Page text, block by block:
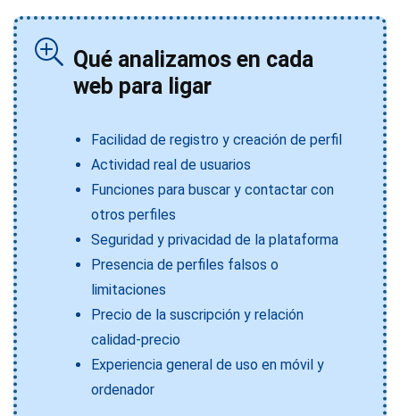
Qué analizamos en cada
web para ligar
Facilidad de registro y creación de perfil
Actividad real de usuarios
Funciones para buscar y contactar con
otros perfiles
Seguridad y privacidad de la plataforma
Presencia de perfiles falsos o
limitaciones
Precio de la suscripción y relación
calidad-precio
Experiencia general de uso en móvil y
ordenador